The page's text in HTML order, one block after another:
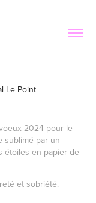
Le Point
2024 pour le
sublimé par un
étoiles en papier de
et sobriété.